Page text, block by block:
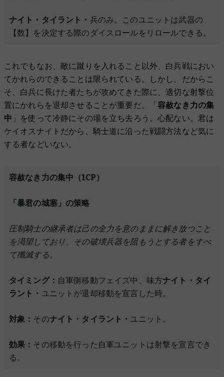
ナイト・タイラント・ 兵のみ。このユニットは武器の
【数】を決定する際のダイスロールをリロールできる。
これでもなお、敵に蹴りを入れること以外、白兵戦におい
てかれらのできることは限られている。しかし、だからこ
そ、白兵に長けた者たちが攻めてきた際に、適切な射撃位
置にかれらを退却させることが重要だ。「容赦なき力の集
中 」を使って冷静にその場を立ち去ろう。心配ない。君は
ケイオスナイトだから、騎士道に沿った戦闘方法など気に
する者などいない。
容赦なき力の集中（1CP）
「暴君の城塞」の策略
圧制騎士の継承者は己の全力を意のままに解き放つこと
を渇望しており、その破壊兵器を阻もうとする者をすべ
て殲滅する。
タイミング： 自軍側移動フェイズ中、味方ナイト・タイ
ラント・ ユニットが退却移動を宣言した時。
対象： そのナイト・タイラント・ ユニット。
効果： その移動を行った自軍ユニットは射撃を宣言でき
る。